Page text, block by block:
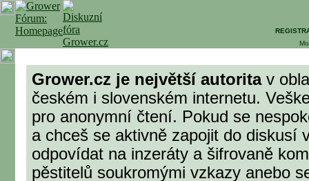
Grower.cz je největší autoritav
českém i slovenském internetu.
pro anonymní čtení. Pokud se
a chceš se aktivně zapojit do diskusí
odpovídat na inzeráty a šifrovaně
pěstitelů soukromými vzkazy anebo